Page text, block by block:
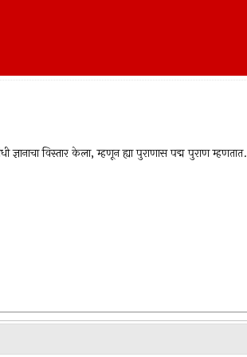
ज्ञानाचा विस्तार केला, म्हणून ह्या पुराणास पद्म पुराण म्हणतात.